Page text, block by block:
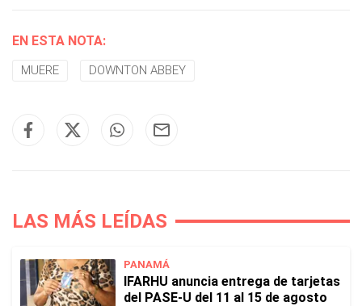
EN ESTA NOTA:
MUERE DOWNTON ABBEY
LAS MÁS LEÍDAS
PANAMÁ
IFARHU anuncia entrega de tarjetas
del PASE-U del 11 al 15 de agosto